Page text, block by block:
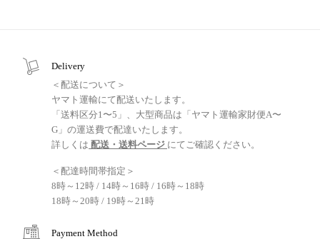
Delivery
＜配送について＞
ヤマト運輸にて配送いたします。
「送料区分1〜5」、大型商品は「ヤマト運輸家財便A〜
G」の運送費で配達いたします。
詳しくは 配送・送料ページ にてご確認ください。
＜配達時間帯指定＞
8時～12時 / 14時～16時 / 16時～18時
18時～20時 / 19時～21時
Payment Method